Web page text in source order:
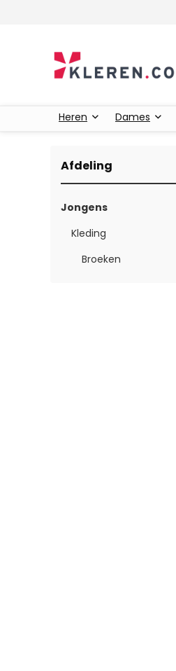
Heren Dames
Afdeling
Jongens
Kleding
Broeken